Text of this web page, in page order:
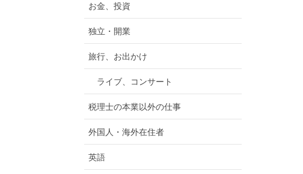
お金、投資
独立・開業
旅行、お出かけ
ライブ、コンサート
税理士の本業以外の仕事
外国人・海外在住者
英語